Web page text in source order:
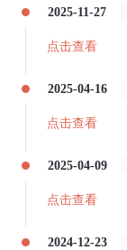
2025-11-27
点击查看
2025-04-16
点击查看
2025-04-09
点击查看
2024-12-23